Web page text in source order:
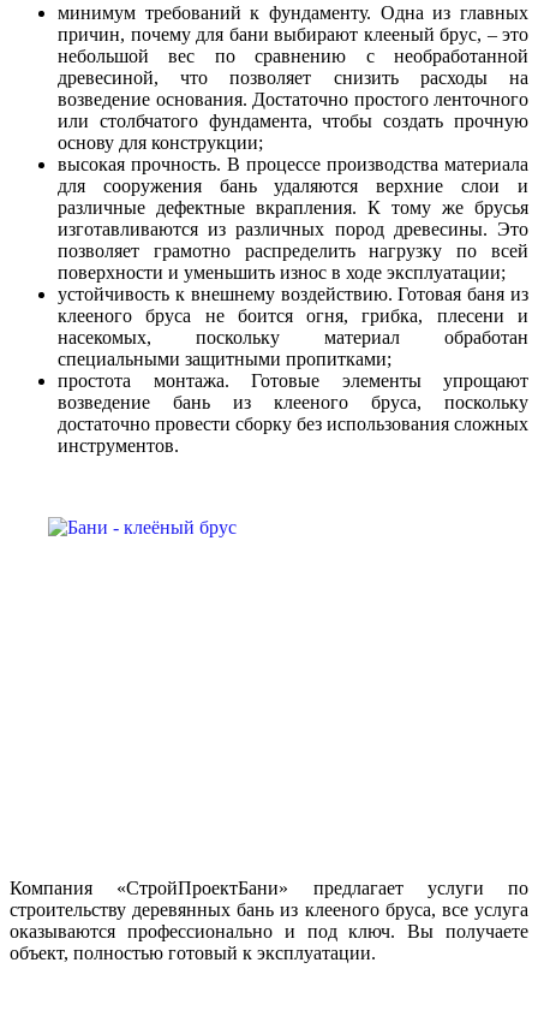
минимум требований к фундаменту. Одна из главных
причин, почему для бани выбирают клееный брус, – это
небольшой вес по сравнению с необработанной
древесиной, что позволяет снизить расходы на
возведение основания. Достаточно простого ленточного
или столбчатого фундамента, чтобы создать прочную
основу для конструкции;
высокая прочность. В процессе производства материала
для сооружения бань удаляются верхние слои и
различные дефектные вкрапления. К тому же брусья
изготавливаются из различных пород древесины. Это
позволяет грамотно распределить нагрузку по всей
поверхности и уменьшить износ в ходе эксплуатации;
устойчивость к внешнему воздействию. Готовая баня из
клееного бруса не боится огня, грибка, плесени и
насекомых, поскольку материал обработан
специальными защитными пропитками;
простота монтажа. Готовые элементы упрощают
возведение бань из клееного бруса, поскольку
достаточно провести сборку без использования сложных
инструментов.
Компания «СтройПроектБани» предлагает услуги по
строительству деревянных бань из клееного бруса, все услуга
оказываются профессионально и под ключ. Вы получаете
объект, полностью готовый к эксплуатации.